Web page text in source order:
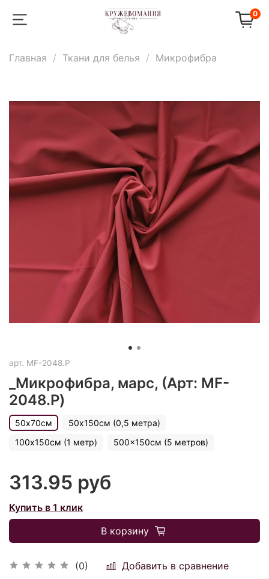
0
Главная Ткани для белья Микрофибра
арт. MF-2048.P
_Микрофибра, марс, (Арт: MF-
2048.P)
(0) Добавить в сравнение
50х70см
50х150см (0,5 метра)
100х150см (1 метр)
500x150см (5 метров)
313.95 руб
Купить в 1 клик
В корзину